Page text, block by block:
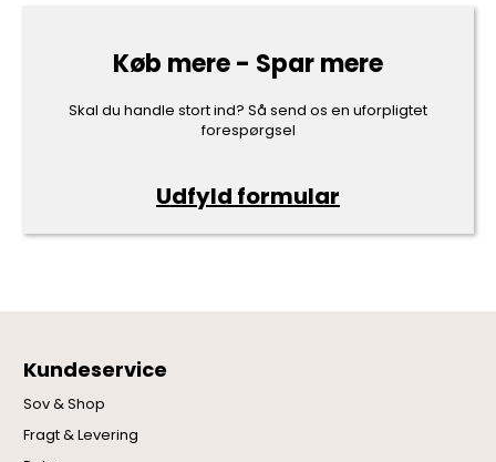
Køb mere - Spar mere
Skal du handle stort ind? Så send os en uforpligtet
forespørgsel
Udfyld formular
Kundeservice
Sov & Shop
Fragt & Levering